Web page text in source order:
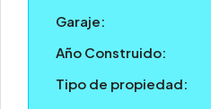
Garaje:
Año Construido:
Tipo de propiedad: